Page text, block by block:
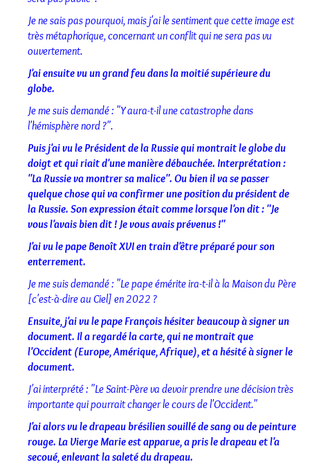
Je ne sais pas pourquoi, mais j'ai le sentiment que cette image est
très métaphorique, concernant un conflit qui ne sera pas vu
ouvertement.
J'ai ensuite vu un grand feu dans la moitié supérieure du
globe.
Je me suis demandé : "Y aura-t-il une catastrophe dans
l'hémisphère nord ?".
Puis j'ai vu le Président de la Russie qui montrait le globe du
doigt et qui riait d'une manière débauchée. Interprétation :
"La Russie va montrer sa malice". Ou bien il va se passer
quelque chose qui va confirmer une position du président de
la Russie. Son expression était comme lorsque l'on dit : "Je
vous l'avais bien dit ! Je vous avais prévenus !"
J'ai vu le pape Benoît XVI en train d'être préparé pour son
enterrement.
Je me suis demandé : "Le pape émérite ira-t-il à la Maison du Père
[c'est-à-dire au Ciel] en 2022 ?
Ensuite, j'ai vu le pape François hésiter beaucoup à signer un
document. Il a regardé la carte, qui ne montrait que
l'Occident (Europe, Amérique, Afrique), et a hésité à signer le
document.
J'ai interprété : "Le Saint-Père va devoir prendre une décision très
importante qui pourrait changer le cours de l'Occident."
J'ai alors vu le drapeau brésilien souillé de sang ou de peinture
rouge. La Vierge Marie est apparue, a pris le drapeau et l'a
secoué, enlevant la saleté du drapeau.